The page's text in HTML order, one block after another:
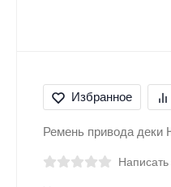
Избранное
Ремень привода деки
Написать